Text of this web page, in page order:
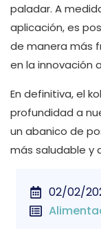
paladar. A
aplicación, es
de manera más
en la innovación
En definitiva, el
profundidad a
un abanico de
más saludable y
02/02/